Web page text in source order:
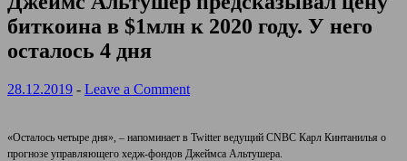
биткоина в $1млн к 2020 году. У него
осталось 4 дня
28.12.2019 - Leave a Comment
«Осталось четыре дня», – напоминает в Twitter ведущий CNBC Карл Кинтанилья о
прогнозе управляющего хедж-фондов Джеймса Альтушера.